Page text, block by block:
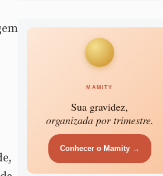
MAMITY
Sua gravidez,
organizada por trimestre.
Conhecer o Mamity →